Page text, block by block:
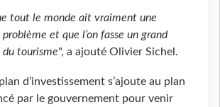
tout le monde ait vraiment une
problème et que l’on fasse un grand
tourisme", a ajouté Olivier Sichel.
d’investissement s’ajoute au plan
par le gouvernement pour venir